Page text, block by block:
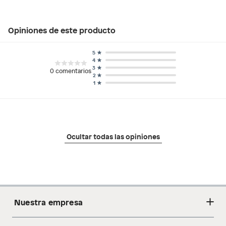
Opiniones de este producto
0comentarios
1
2
3
4
5
Ocultar todas las opiniones
Nuestra empresa